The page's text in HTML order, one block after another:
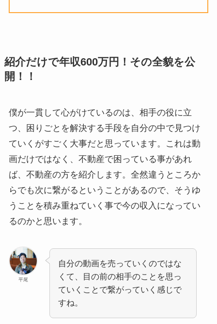
紹介だけで年収600万円！その全貌を公
開！！
僕が一貫して心がけているのは、相手の役に立
つ、困りごとを解決する手段を自分の中で見つけ
ていくがすごく大事だと思っています。これは動
画だけではなく、不動産で困っている事があれ
ば、不動産の方を紹介します。全然違うところか
らでも次に繋がるということがあるので、そうゆ
うことを積み重ねていく事で今の収入になってい
るのかと思います。
平尾
自分の動画を売っていくのではな
くて、目の前の相手のことを思っ
ていくことで繋がっていく感じで
すね。